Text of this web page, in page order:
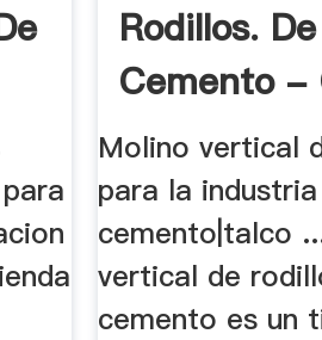
Rodillos. De
Cemento -
Molino vertical
para la
cemento|talco
vertical de
cemento es un